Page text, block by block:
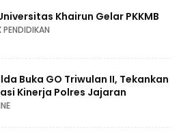
Khairun Gelar PKKMB
Buka GO Triwulan II, Tekankan
Kinerja Polres Jajaran